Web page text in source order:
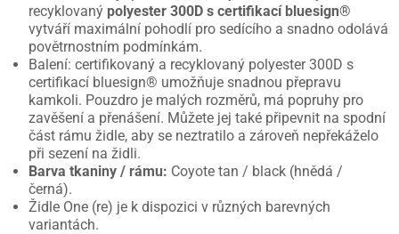
recyklovaný polyester 300D s certifikací bluesign®
vytváří maximální pohodlí pro sedícího a snadno odolává
povětrnostním podmínkám.
Balení: certifikovaný a recyklovaný polyester 300D s
certifikací bluesign® umožňuje snadnou přepravu
kamkoli. Pouzdro je malých rozměrů, má popruhy pro
zavěšení a přenášení. Můžete jej také připevnit na spodní
část rámu židle, aby se neztratilo a zároveň nepřekáželo
při sezení na židli.
Barva tkaniny / rámu: Coyote tan / black (hnědá /
černá).
Židle One (re) je k dispozici v různých barevných
variantách.